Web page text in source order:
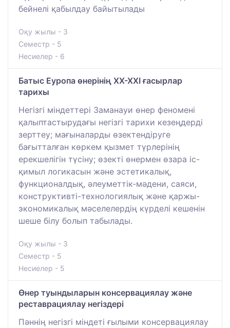
бейнелі қабылдау байытылады
Оқу жылы - 3
Семестр - 5
Несиелер - 6
Батыс Еуропа өнерінің ХХ-ХХІ ғасырлар
тарихы
Негізгі міндеттері Заманауи өнер феномені
қалыптастырудағы негізгі тарихи кезеңдерді
зерттеу; мағыналарды өзектендіруге
бағытталған көркем қызмет түрлерінің
ерекшелігін түсіну; өзекті өнермен өзара іс-
қимыл логикасын және эстетикалық,
функционалдық, әлеуметтік-мәдени, саяси,
конструктивті-технологиялық және қаржы-
экономикалық мәселелердің күрделі кешенін
шеше білу болып табылады.
Оқу жылы - 3
Семестр - 5
Несиелер - 5
Өнер туындыларын консервациялау және
реставрациялау негіздері
Пәннің негізгі міндеті ғылыми консервациялау